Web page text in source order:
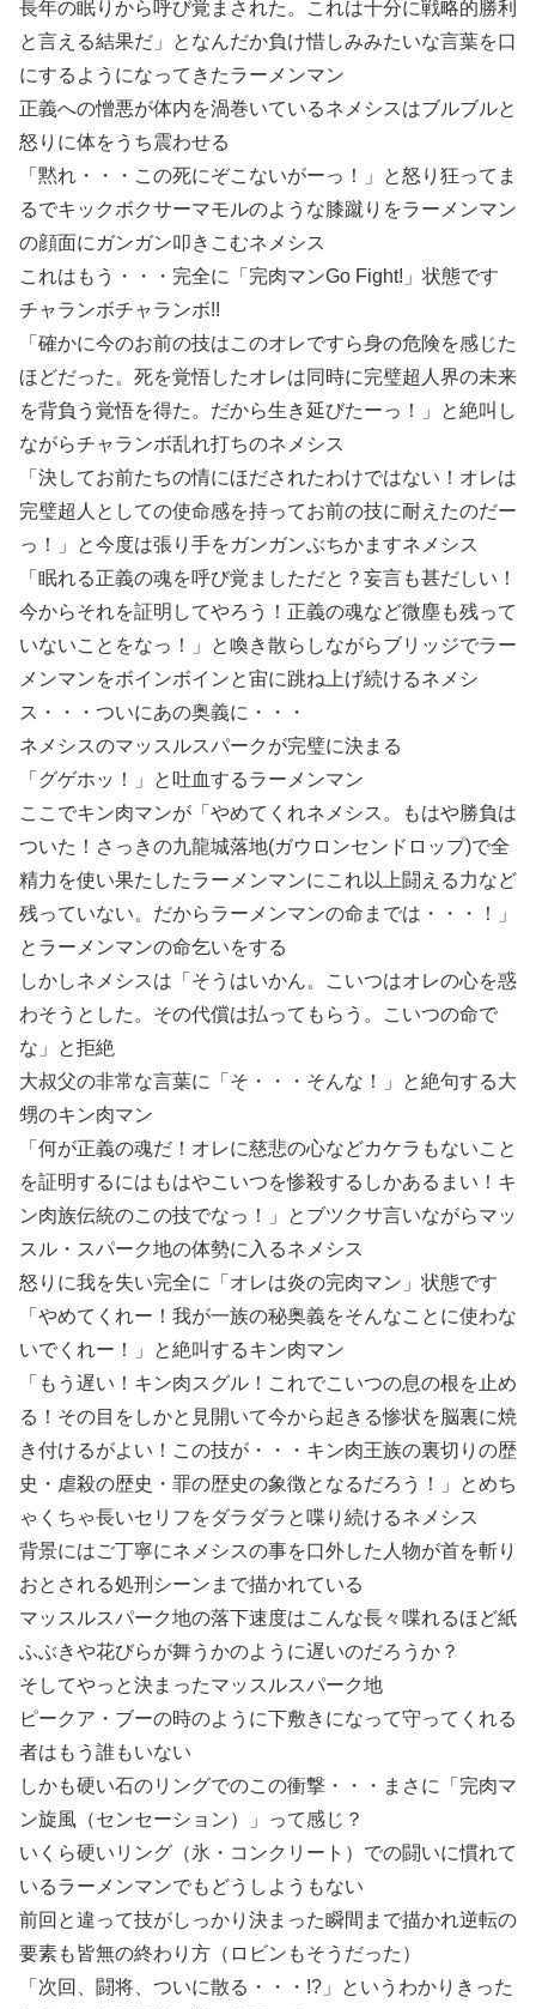
長年の眠りから呼び覚まされた。これは十分に戦略的勝利
と言える結果だ」となんだか負け惜しみみたいな言葉を口
にするようになってきたラーメンマン
正義への憎悪が体内を渦巻いているネメシスはブルブルと
怒りに体をうち震わせる
「黙れ・・・この死にぞこないがーっ！」と怒り狂ってま
るでキックボクサーマモルのような膝蹴りをラーメンマン
の顔面にガンガン叩きこむネメシス
これはもう・・・完全に「完肉マンGo Fight!」状態です
チャランボチャランボ!!
「確かに今のお前の技はこのオレですら身の危険を感じた
ほどだった。死を覚悟したオレは同時に完璧超人界の未来
を背負う覚悟を得た。だから生き延びたーっ！」と絶叫し
ながらチャランボ乱れ打ちのネメシス
「決してお前たちの情にほだされたわけではない！オレは
完璧超人としての使命感を持ってお前の技に耐えたのだー
っ！」と今度は張り手をガンガンぶちかますネメシス
「眠れる正義の魂を呼び覚ましただと？妄言も甚だしい！
今からそれを証明してやろう！正義の魂など微塵も残って
いないことをなっ！」と喚き散らしながらブリッジでラー
メンマンをボインボインと宙に跳ね上げ続けるネメシ
ス・・・ついにあの奥義に・・・
ネメシスのマッスルスパークが完璧に決まる
「グゲホッ！」と吐血するラーメンマン
ここでキン肉マンが「やめてくれネメシス。もはや勝負は
ついた！さっきの九龍城落地(ガウロンセンドロップ)で全
精力を使い果たしたラーメンマンにこれ以上闘える力など
残っていない。だからラーメンマンの命までは・・・！」
とラーメンマンの命乞いをする
しかしネメシスは「そうはいかん。こいつはオレの心を惑
わそうとした。その代償は払ってもらう。こいつの命で
な」と拒絶
大叔父の非常な言葉に「そ・・・そんな！」と絶句する大
甥のキン肉マン
「何が正義の魂だ！オレに慈悲の心などカケラもないこと
を証明するにはもはやこいつを惨殺するしかあるまい！キ
ン肉族伝統のこの技でなっ！」とブツクサ言いながらマッ
スル・スパーク地の体勢に入るネメシス
怒りに我を失い完全に「オレは炎の完肉マン」状態です
「やめてくれー！我が一族の秘奥義をそんなことに使わな
いでくれー！」と絶叫するキン肉マン
「もう遅い！キン肉スグル！これでこいつの息の根を止め
る！その目をしかと見開いて今から起きる惨状を脳裏に焼
き付けるがよい！この技が・・・キン肉王族の裏切りの歴
史・虐殺の歴史・罪の歴史の象徴となるだろう！」とめち
ゃくちゃ長いセリフをダラダラと喋り続けるネメシス
背景にはご丁寧にネメシスの事を口外した人物が首を斬り
おとされる処刑シーンまで描かれている
マッスルスパーク地の落下速度はこんな長々喋れるほど紙
ふぶきや花びらが舞うかのように遅いのだろうか？
そしてやっと決まったマッスルスパーク地
ピークア・ブーの時のように下敷きになって守ってくれる
者はもう誰もいない
しかも硬い石のリングでのこの衝撃・・・まさに「完肉マ
ン旋風（センセーション）」って感じ？
いくら硬いリング（氷・コンクリート）での闘いに慣れて
いるラーメンマンでもどうしようもない
前回と違って技がしっかり決まった瞬間まで描かれ逆転の
要素も皆無の終わり方（ロビンもそうだった）
「次回、闘将、ついに散る・・・!?」というわかりきった